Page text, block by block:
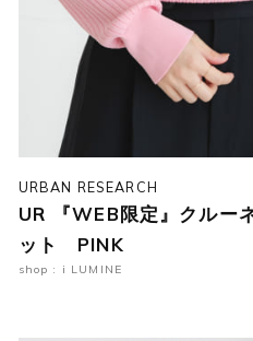
URBAN RESEARCH
UR 『WEB限定』クルー
ット PINK
shop : i LUMINE